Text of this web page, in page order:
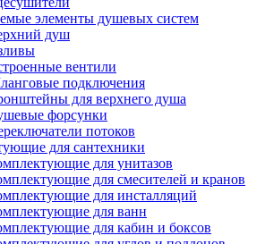
элементы душевых систем
душ
вентили
подключения
для верхнего душа
форсунки
потоков
для сантехники
для унитазов
для смесителей и кранов
для инсталляций
для ванн
для кабин и боксов